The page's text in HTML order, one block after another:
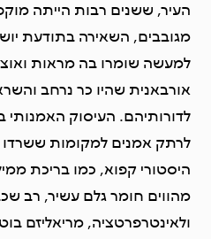
העיר, ששנים רבות הייתה
מגובבים, השאירה בתודעת
למעשה שומרו בה מראות
אורבאנית שהיו כר נרחב
לדורותיהם. העיסוק האמנותי
לרתק אמנים למקומות ששרדו
היסטורי קפוא, כמו בריכת
מהווים חומר גלם עשיר, רב
ולאינטרפרטציה, מריאליזם